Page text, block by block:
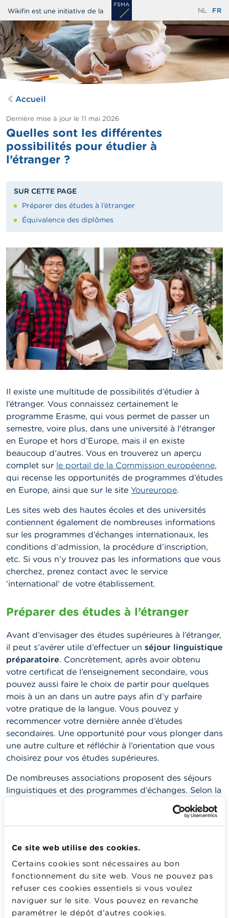
Ce site web utilise des cookies.
Certains cookies sont nécessaires au bon
fonctionnement du site web. Vous ne pouvez pas
refuser ces cookies essentiels si vous voulez
naviguer sur le site. Vous pouvez en revanche
paramétrer le dépôt d’autres cookies.
Aller
au
contenu
principal
Wikifin est une initiative de la NL FR
Accueil
Dernière mise à jour le 11 mai 2026
Quelles sont les différentes
possibilités pour étudier à
l’étranger ?
SUR CETTE PAGE
Préparer des études à l’étranger
Équivalence des diplômes
Il existe une multitude de possibilités d’étudier à
l’étranger. Vous connaissez certainement le
programme Erasme, qui vous permet de passer un
semestre, voire plus, dans une université à l'étranger
en Europe et hors d’Europe, mais il en existe
beaucoup d’autres. Vous en trouverez un aperçu
complet sur le portail de la Commission européenne,
qui recense les opportunités de programmes d’études
en Europe, ainsi que sur le site Youreurope.
Les sites web des hautes écoles et des universités
contiennent également de nombreuses informations
sur les programmes d’échanges internationaux, les
conditions d’admission, la procédure d’inscription,
etc. Si vous n’y trouvez pas les informations que vous
cherchez, prenez contact avec le service
‘international’ de votre établissement.
Préparer des études à l’étranger
Avant d’envisager des études supérieures à l’étranger,
il peut s’avérer utile d’effectuer un séjour linguistique
préparatoire. Concrètement, après avoir obtenu
votre certificat de l’enseignement secondaire, vous
pouvez aussi faire le choix de partir pour quelques
mois à un an dans un autre pays afin d’y parfaire
votre pratique de la langue. Vous pouvez y
recommencer votre dernière année d’études
secondaires. Une opportunité pour vous plonger dans
une autre culture et réfléchir à l’orientation que vous
choisirez pour vos études supérieures.
De nombreuses associations proposent des séjours
linguistiques et des programmes d’échanges. Selon la
durée du séjour, la formule choisie et l’organisme, les
tarifs peuvent varier sensiblement. Certains de ces
organismes peuvent éventuellement vous aider à
Plus d'info
Étudier à l’étranger :